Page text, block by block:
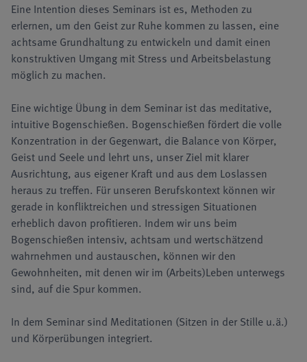
Eine Intention dieses Seminars ist es, Methoden zu
erlernen, um den Geist zur Ruhe kommen zu lassen, eine
achtsame Grundhaltung zu entwickeln und damit einen
konstruktiven Umgang mit Stress und Arbeitsbelastung
möglich zu machen.
Eine wichtige Übung in dem Seminar ist das meditative,
intuitive Bogenschießen. Bogenschießen fördert die volle
Konzentration in der Gegenwart, die Balance von Körper,
Geist und Seele und lehrt uns, unser Ziel mit klarer
Ausrichtung, aus eigener Kraft und aus dem Loslassen
heraus zu treffen. Für unseren Berufskontext können wir
gerade in konfliktreichen und stressigen Situationen
erheblich davon profitieren. Indem wir uns beim
Bogenschießen intensiv, achtsam und wertschätzend
wahrnehmen und austauschen, können wir den
Gewohnheiten, mit denen wir im (Arbeits)Leben unterwegs
sind, auf die Spur kommen.
In dem Seminar sind Meditationen (Sitzen in der Stille u.ä.)
und Körperübungen integriert.